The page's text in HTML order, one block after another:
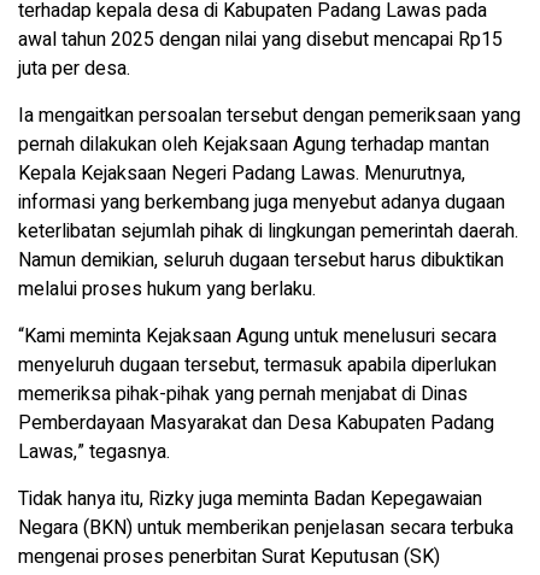
terhadap kepala desa di Kabupaten Padang Lawas pada
awal tahun 2025 dengan nilai yang disebut mencapai Rp15
juta per desa.
Ia mengaitkan persoalan tersebut dengan pemeriksaan yang
pernah dilakukan oleh Kejaksaan Agung terhadap mantan
Kepala Kejaksaan Negeri Padang Lawas. Menurutnya,
informasi yang berkembang juga menyebut adanya dugaan
keterlibatan sejumlah pihak di lingkungan pemerintah daerah.
Namun demikian, seluruh dugaan tersebut harus dibuktikan
melalui proses hukum yang berlaku.
“Kami meminta Kejaksaan Agung untuk menelusuri secara
menyeluruh dugaan tersebut, termasuk apabila diperlukan
memeriksa pihak-pihak yang pernah menjabat di Dinas
Pemberdayaan Masyarakat dan Desa Kabupaten Padang
Lawas,” tegasnya.
Tidak hanya itu, Rizky juga meminta Badan Kepegawaian
Negara (BKN) untuk memberikan penjelasan secara terbuka
mengenai proses penerbitan Surat Keputusan (SK)